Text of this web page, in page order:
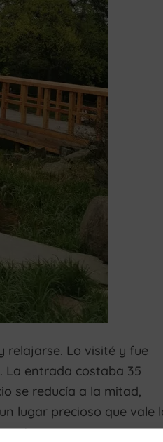
relajarse. Lo visité y fue
La entrada costaba 35
se reducía a la mitad,
lugar precioso que vale